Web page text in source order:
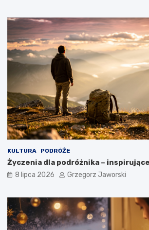
KULTURA PODRÓŻE
Życzenia dla podróżnika –
8 lipca 2026 Grzegorz Jaworski